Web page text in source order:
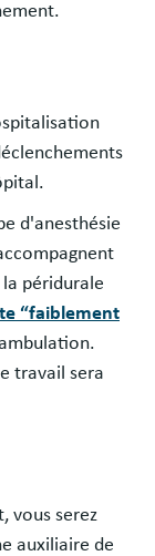
d'anesthésie
péridurale
“faiblement
travail sera
vous serez
auxiliaire de